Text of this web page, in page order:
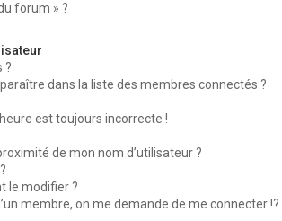
forum » ?
?
dans la liste des membres connectés ?
est toujours incorrecte !
de mon nom d’utilisateur ?
le modifier ?
membre, on me demande de me connecter !?